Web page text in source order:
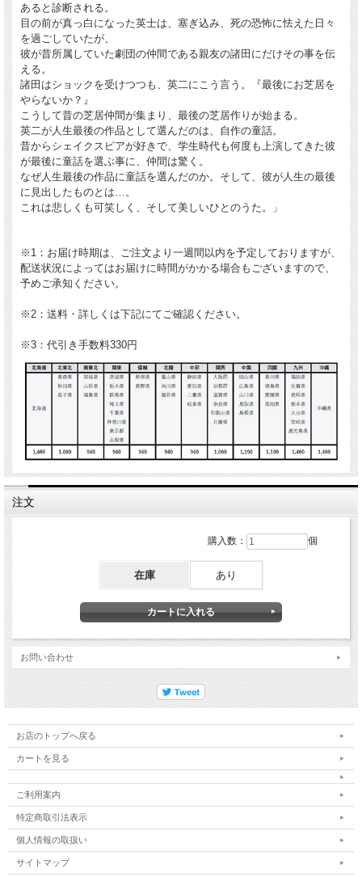
あると診断される。
目の前が真っ白になった英士は、塞ぎ込み、死の恐怖に怯えた日々
を過ごしていたが、
彼が昔所属していた劇団の仲間である親友の諸田にだけその事を伝
える。
諸田はショックを受けつつも、英二にこう言う。『最後にお芝居を
やらないか？』
こうして昔の芝居仲間が集まり、最後の芝居作りが始まる。
英二が人生最後の作品として選んだのは、自作の童話。
昔からシェイクスピアが好きで、学生時代も何度も上演してきた彼
が最後に童話を選ぶ事に、仲間は驚く。
なぜ人生最後の作品に童話を選んだのか。そして、彼が人生の最後
に見出したものとは…。
これは悲しくも可笑しく、そして美しいひとのうた。」
※1：お届け時期は、ご注文より一週間以内を予定しておりますが、
配送状況によってはお届けに時間がかかる場合もございますので、
予めご承知ください。
※2：送料・詳しくは下記にてご確認ください。
※3：代引き手数料330円
注文
購入数： 個
在庫 あり
お問い合わせ
お店のトップへ戻る
カートを見る
ご利用案内
特定商取引法表示
個人情報の取扱い
サイトマップ